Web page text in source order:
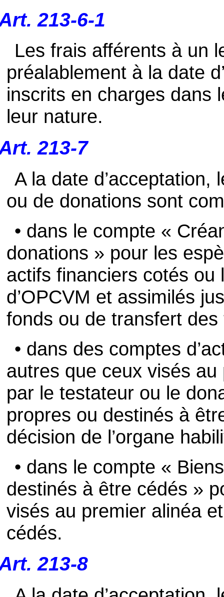
213-6-1
Les frais afférents à un
préalablement à la date
inscrits en charges dans
leur nature.
213-7
A la date d’acceptation,
ou de donations sont
• dans le compte «
donations » pour les
actifs financiers cotés ou
d’OPCVM et assimilés
fonds ou de transfert des
• dans des comptes
autres que ceux visés
par le testateur ou le
propres ou destinés à
décision de l’organe
• dans le compte «
destinés à être cédés »
visés au premier alinéa
cédés.
213-8